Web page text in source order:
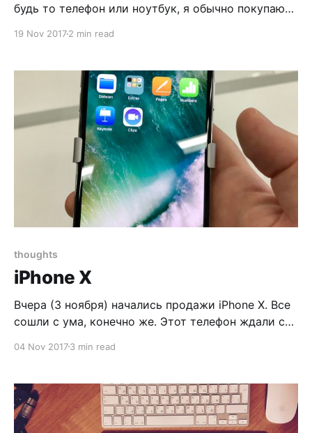
будь то телефон или ноутбук, я обычно покупаю
мягко говоря, не лучшего качества. Да и работали
кое-как, например, вместо стандартной зарядки
телефона за
19 Nov 20172 min read
thoughts
iPhone X
Вчера (3 ноября) начались продажи iPhone X. Все
сошли с ума, конечно же. Этот телефон ждали с
который перевернет мир. Снова! Apple поступила
дня до старта продаж, интернет заполонили
распаковки и первые впечатления (после 3х часов
04 Nov 20173 min read